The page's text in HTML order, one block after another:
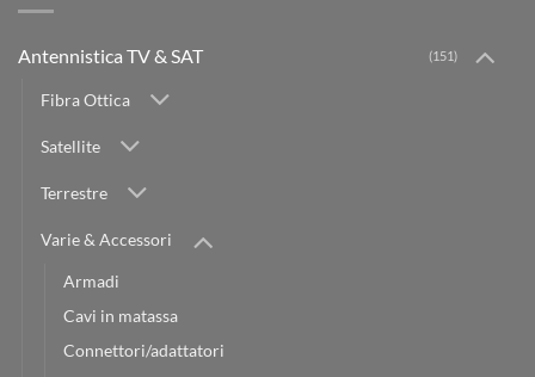
Antennistica TV & SAT (151)
Fibra Ottica
Satellite
Terrestre
Varie & Accessori
Armadi
Cavi in matassa
Connettori/adattatori